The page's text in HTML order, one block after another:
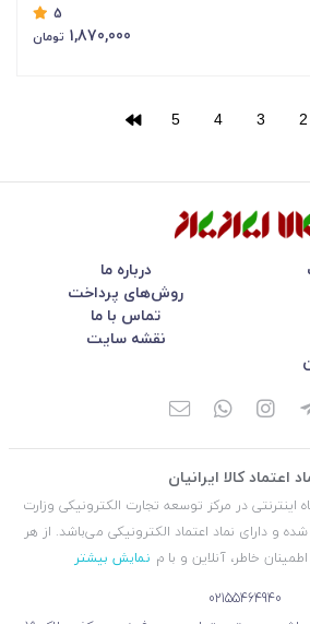
5
1,870,000 تومان
2
3
4
5
درباره ما
روش‌های پرداخت
تماس با ما
نقشه سایت
اعتماد کالا ایرانیان
اینترنتی در مركز توسعه تجارت الكترونیكی وزارت
و دارای نماد اعتماد الكترونیكی می‌باشد. از هر
اطمینان خاطر، آنلاین و با م نمایش بیشتر
02155464940